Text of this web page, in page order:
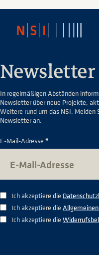
Newsletter
In regelmäßigen Abständen
Newsletter über neue Projekte,
Weitere rund um das NSI. Melden
Newsletter an.
E-Mail-Adresse *
Ich akzeptiere die
Ich akzeptiere die
Ich akzeptiere die